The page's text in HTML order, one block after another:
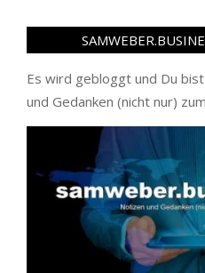
Es wird gebloggt und Du
und Gedanken (nicht nur)